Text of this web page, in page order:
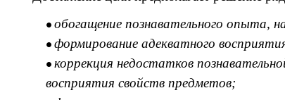
обогащение познавательного опыта,
формирование адекватного
коррекция недостатков
восприятия свойств предметов;